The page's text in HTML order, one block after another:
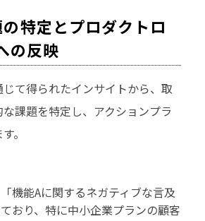
特定とプロダクトロ
の反映
て得られたインサイトから、取
課題を特定し、アクションプラ
。
機能Aに関するネガティブな言及
おり、特に中小企業プランの顧客